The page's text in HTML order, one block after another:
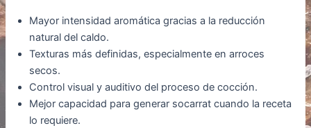
Mayor intensidad aromática gracias a la reducción
natural del caldo.
Texturas más definidas, especialmente en arroces
secos.
Control visual y auditivo del proceso de cocción.
Mejor capacidad para generar socarrat cuando la receta
lo requiere.